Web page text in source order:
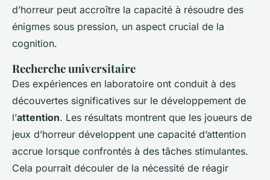
d’horreur peut accroître la capacité à résoudre des
énigmes sous pression, un aspect crucial de la
cognition.
Recherche universitaire
Des expériences en laboratoire ont conduit à des
découvertes significatives sur le développement de
l’attention. Les résultats montrent que les joueurs de
jeux d’horreur développent une capacité d’attention
accrue lorsque confrontés à des tâches stimulantes.
Cela pourrait découler de la nécessité de réagir